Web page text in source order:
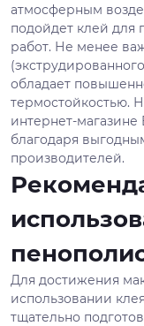
атмосферным
подойдет клей для
работ. Не менее
обладает
термостойкостью.
интернет-магазине
благодаря
производителей.
Для достижения
использовании
тщательно